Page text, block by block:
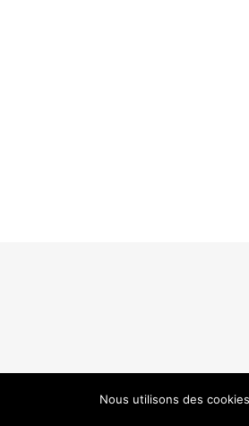
Nous utilisons des